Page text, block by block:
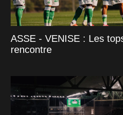
ASSE - VENISE : Les
rencontre